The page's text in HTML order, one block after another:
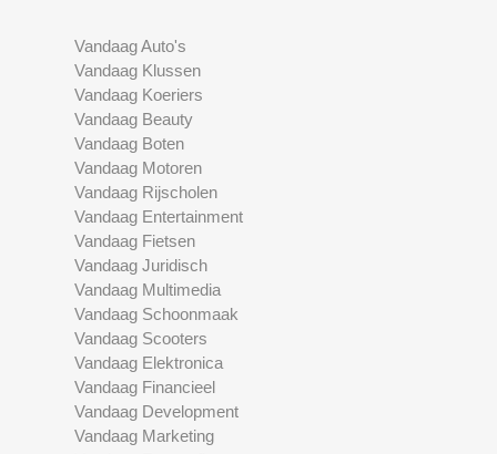
Vandaag Auto's
Vandaag Klussen
Vandaag Koeriers
Vandaag Beauty
Vandaag Boten
Vandaag Motoren
Vandaag Rijscholen
Vandaag Entertainment
Vandaag Fietsen
Vandaag Juridisch
Vandaag Multimedia
Vandaag Schoonmaak
Vandaag Scooters
Vandaag Elektronica
Vandaag Financieel
Vandaag Development
Vandaag Marketing